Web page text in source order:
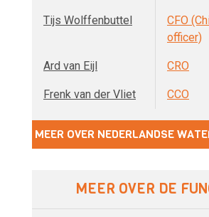
Tijs Wolffenbuttel
CFO
officer)
Ard van Eijl CRO
Frenk van der Vliet CCO
MEER OVER NEDERLANDSE
MEER OVER DE